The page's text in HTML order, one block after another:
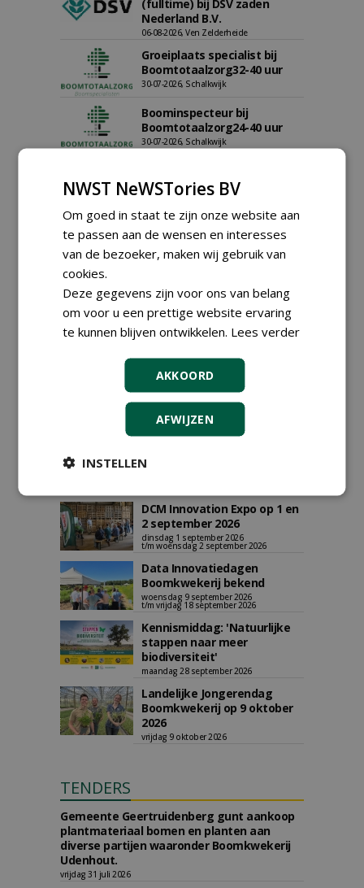
(fulltime) bij DSV zaden
Nederland B.V.
06-08-2026, Ven Zelderheide
Groeiplaats specialist bij
Boomtotaalzorg32-40 uur
30-07-2026, Schalkwijk
Boominspecteur bij
Boomtotaalzorg24-40 uur
30-07-2026, Schalkwijk
Golfbaan KralingenOosthoek
groepRotterdam
30-07-2026
meer Groene Banen
GREEN OUTLET
Iedereen kan gratis kleine advertenties
plaatsen via zijn eigen account.
Plaats een gratis advertentie
AGENDA
zet eenjarige planten
centraal in Appeltern
DCM Innovation Expo op 1 en
2 september 2026
dinsdag 1 september 2026
t/m woensdag 2 september 2026
Data Innovatiedagen
Boomkwekerij bekend
woensdag 9 september 2026
t/m vrijdag 18 september 2026
Kennismiddag: 'Natuurlijke
stappen naar meer
biodiversiteit'
maandag 28 september 2026
Landelijke Jongerendag
Boomkwekerij op 9 oktober
2026
vrijdag 9 oktober 2026
TENDERS
Gemeente Geertruidenberg gunt aankoop
plantmateriaal bomen en planten aan
diverse partijen waaronder Boomkwekerij
Udenhout.
vrijdag 31 juli 2026
NWST NeWSTories BV
Om goed in staat te zijn onze website aan
te passen aan de wensen en interesses
van de bezoeker, maken wij gebruik van
cookies.
Deze gegevens zijn voor ons van belang
om voor u een prettige website ervaring
te kunnen blijven ontwikkelen. Lees verder
AKKOORD
AFWIJZEN
INSTELLEN